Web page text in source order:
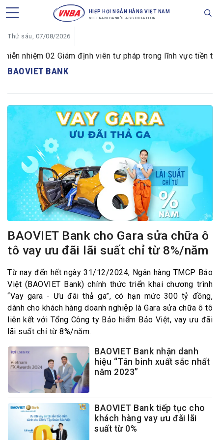
HIỆP HỘI NGÂN HÀNG VIỆT NAM
VIETNAM BANK'S ASSOCIATION
Thứ sáu, 07/08/2026
nhiệm 02 Giám định viên tư pháp trong lĩnh vực tiền tệ và
BAOVIET BANK
BAOVIET Bank cho Gara sửa chữa ô
tô vay ưu đãi lãi suất chỉ từ 8%/năm
Từ nay đến hết ngày 31/12/2024, Ngân hàng TMCP Bảo
Việt (BAOVIET Bank) chính thức triển khai chương trình
“Vay gara - Ưu đãi thả ga”, có hạn mức 300 tỷ đồng,
dành cho khách hàng doanh nghiệp là Gara sửa chữa ô tô
liên kết với Tổng Công ty Bảo hiểm Bảo Việt, vay ưu đãi
lãi suất chỉ từ 8%/năm.
BAOVIET Bank nhận danh
hiệu “Tân binh xuất sắc nhất
năm 2023”
BAOVIET Bank tiếp tục cho
khách hàng vay ưu đãi lãi
suất từ 0%